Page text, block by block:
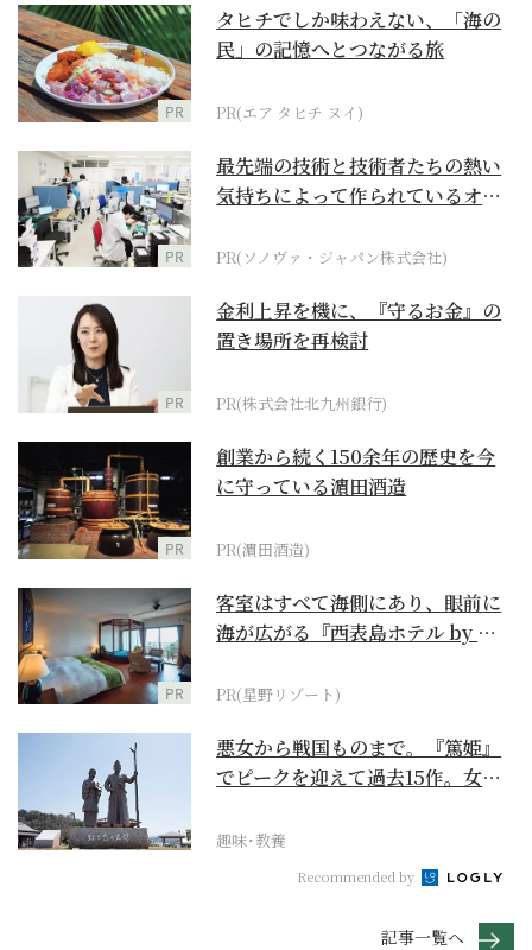
PR
タヒチでしか味わえない、「海の
民」の記憶へとつながる旅
PR(エア タヒチ ヌイ)
PR
最先端の技術と技術者たちの熱い
気持ちによって作られているオー
PR(ソノヴァ・ジャパン株式会社)
PR
金利上昇を機に、『守るお金』の
置き場所を再検討
PR(株式会社北九州銀行)
PR
創業から続く150余年の歴史を今
に守っている濵田酒造
PR(濵田酒造)
PR
客室はすべて海側にあり、眼前に
海が広がる『西表島ホテル by 星
PR(星野リゾート)
悪女から戦国ものまで。『篤姫』
でピークを迎えて過去15作。女性
趣味･教養
Recommended by
記事一覧へ